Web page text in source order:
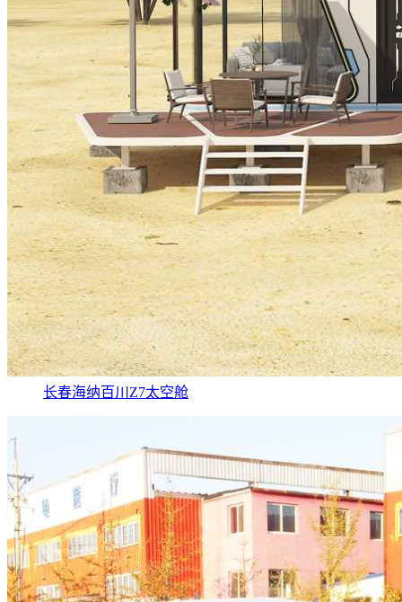
长春海纳百川Z7太空舱